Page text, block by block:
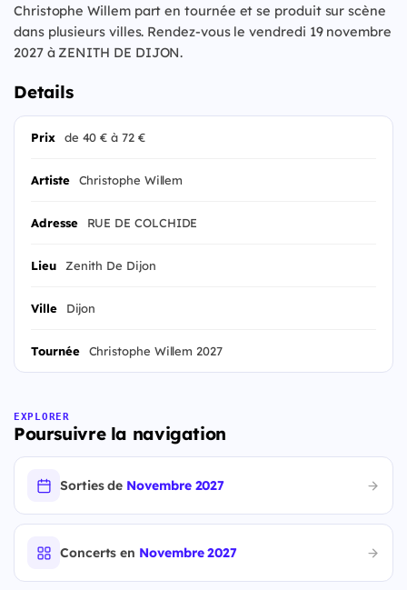
Christophe Willem part en tournée et se produit sur scène
dans plusieurs villes. Rendez-vous le vendredi 19 novembre
2027 à ZENITH DE DIJON.
Details
Prix de 40 € à 72 €
Artiste Christophe Willem
Adresse RUE DE COLCHIDE
Lieu Zenith De Dijon
Ville Dijon
Tournée Christophe Willem 2027
EXPLORER
Poursuivre la navigation
Sorties de Novembre 2027
Concerts en Novembre 2027